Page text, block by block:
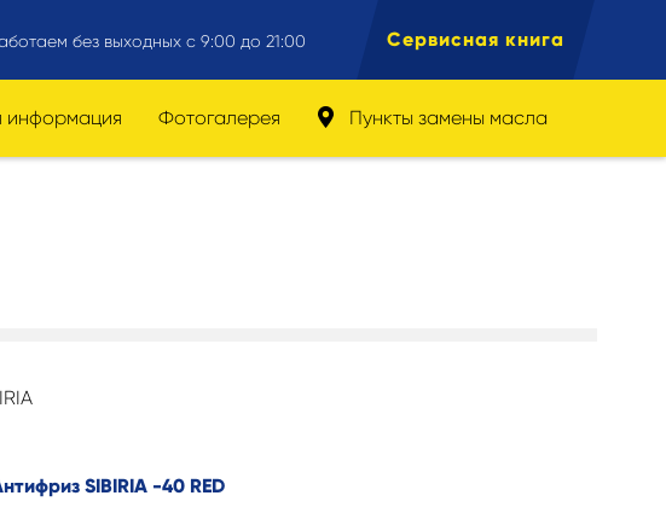
без выходных с 9:00 до 21:00 Сервисная книга
информация Фотогалерея Пункты замены масла
SIBIRIA -40 RED